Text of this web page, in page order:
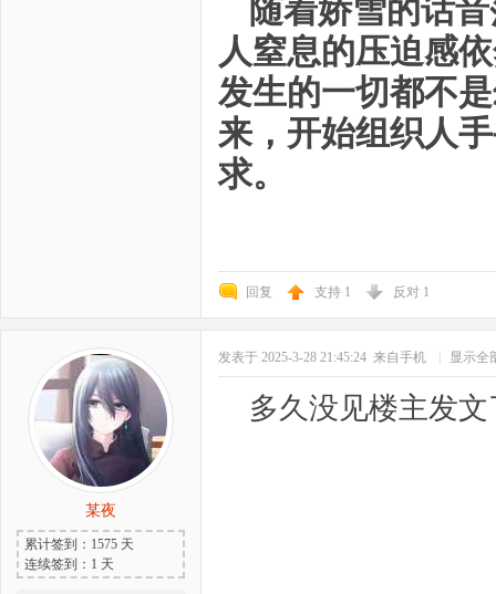
随着娇雪的话
人窒息的压迫感
发生的一切都不
来，开始组织人
求。
回复 支持 1 反对 1
某夜
累计签到：1575 天
连续签到：1 天
发表于 2025-3-28 21:45:24 来自手机 显示全
多久没见楼主发